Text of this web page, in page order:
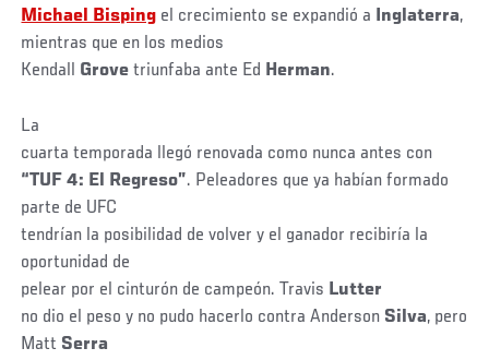
Michael Bisping el crecimiento se expandió a Inglaterra,
mientras que en los medios
Kendall Grove triunfaba ante Ed Herman.
La
cuarta temporada llegó renovada como nunca antes con
“TUF 4: El Regreso”. Peleadores que ya habían formado
parte de UFC
tendrían la posibilidad de volver y el ganador recibiría la
oportunidad de
pelear por el cinturón de campeón. Travis Lutter
no dio el peso y no pudo hacerlo contra Anderson Silva, pero
Matt Serra